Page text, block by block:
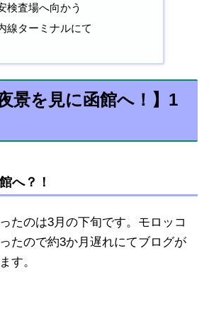
検査場へ向かう
線ターミナルにて
景を見に函館へ！】1
へ？！
たのは3月の下旬です。モロッコ
たので約3か月遅れにてブログが
す。